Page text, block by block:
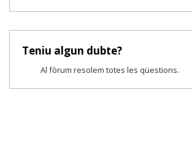
Teniu algun dubte?
Al fòrum resolem totes les qüestions.